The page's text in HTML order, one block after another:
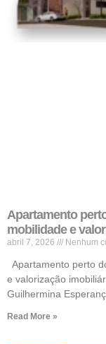
Apartamento
mobilidade e
abril 7, 2026 Nenhum
Apartamento perto
e valorização
Guilhermina
Read More »